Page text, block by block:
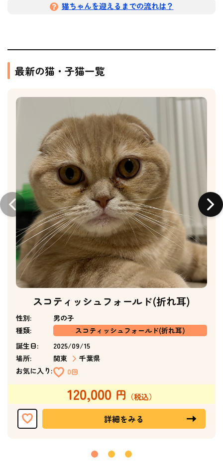
猫ちゃんを迎えるまでの流れは？
最新の猫・子猫一覧
スコティッシュフォールド(折れ耳)
性別:
男の子
種類:
スコティッシュフォールド(折れ耳)
誕生日:
2025/09/15
場所:
関東
千葉県
お気に入り:
0回
120,000
詳細をみる